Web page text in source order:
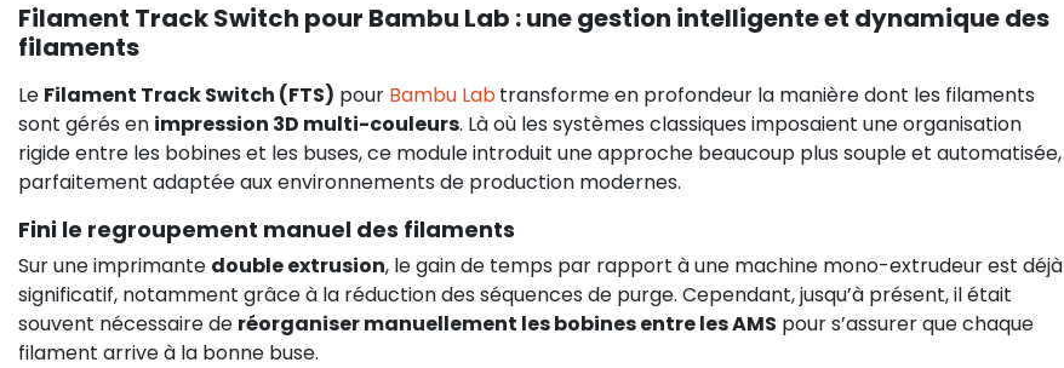
Filament Track Switch pour Bambu Lab : une gestion intelligente et dynamique des
filaments
Le Filament Track Switch (FTS) pour Bambu Labtransforme en profondeur la manière dont les filaments
sont gérés en impression 3D multi-couleurs. Là où les systèmes classiques imposaient une organisation
rigide entre les bobines et les buses, ce module introduit une approche beaucoup plus souple et automatisée,
parfaitement adaptée aux environnements de production modernes.
Fini le regroupement manuel des filaments
Sur une imprimante double extrusion, le gain de temps par rapport à une machine mono-extrudeur est déjà
significatif, notamment grâce à la réduction des séquences de purge. Cependant, jusqu’à présent, il était
souvent nécessaire de réorganiser manuellement les bobines entre les AMS pour s’assurer que chaque
filament arrive à la bonne buse.